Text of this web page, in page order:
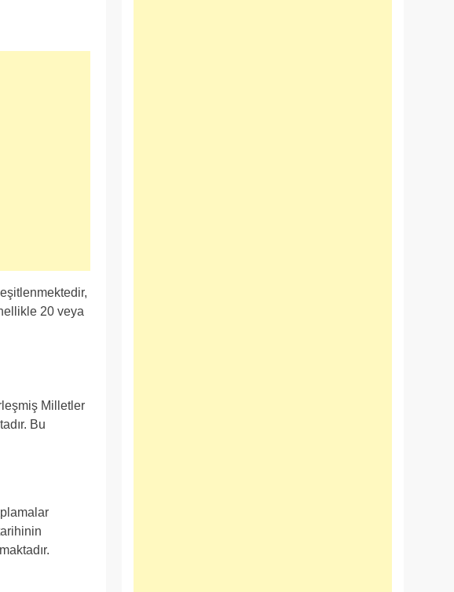
20 veya
Milletler
Bu